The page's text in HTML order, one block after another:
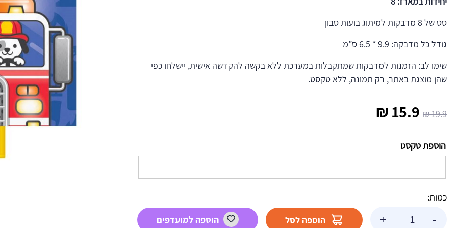
סט של 8 מדבקות למיתוג בועות סבון
גודל כל מדבקה: 9.9 * 6.5 ס”מ
שימו לב: הזמנות למדבקות שמתקבלות במערכת ללא בקשה להקדשה אישית, יישלחו כפי
שהן מוצגת באתר, רק תמונה, ללא טקסט.
19.9
₪ המחיר
היה:
15.9
₪
הוא:
הוספת טקסט
כמות:
-
של
+ הוספה לסל הוספה למועדפים